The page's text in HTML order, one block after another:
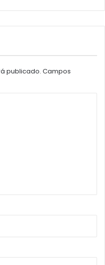
publicado. Campos